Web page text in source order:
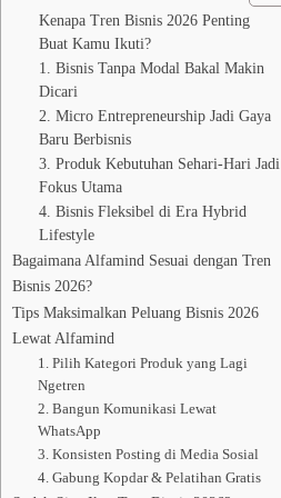
Kenapa Tren Bisnis 2026 Penting
Buat Kamu Ikuti?
1. Bisnis Tanpa Modal Bakal Makin
Dicari
2. Micro Entrepreneurship Jadi Gaya
Baru Berbisnis
3. Produk Kebutuhan Sehari-Hari Jadi
Fokus Utama
4. Bisnis Fleksibel di Era Hybrid
Lifestyle
Bagaimana Alfamind Sesuai dengan Tren
Bisnis 2026?
Tips Maksimalkan Peluang Bisnis 2026
Lewat Alfamind
1. Pilih Kategori Produk yang Lagi
Ngetren
2. Bangun Komunikasi Lewat
WhatsApp
3. Konsisten Posting di Media Sosial
4. Gabung Kopdar & Pelatihan Gratis